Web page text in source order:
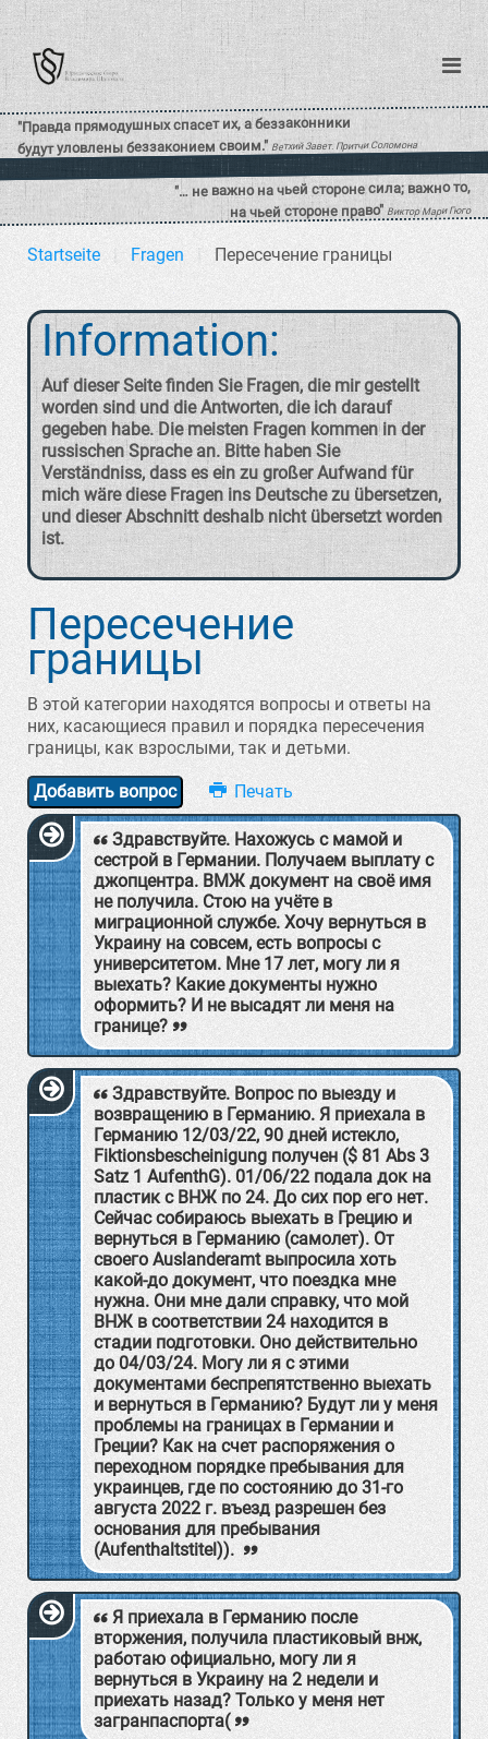
Startseite Fragen Пересечение границы
Information:
Auf dieser Seite finden Sie Fragen, die mir gestellt
worden sind und die Antworten, die ich darauf
gegeben habe. Die meisten Fragen kommen in der
russischen Sprache an. Bitte haben Sie
Verständniss, dass es ein zu großer Aufwand für
mich wäre diese Fragen ins Deutsche zu übersetzen,
und dieser Abschnitt deshalb nicht übersetzt worden
ist.
Пересечение
границы
В этой категории находятся вопросы и ответы на
них, касающиеся правил и порядка пересечения
границы, как взрослыми, так и детьми.
Добавить вопрос
Здравствуйте. Нахожусь с мамой и
сестрой в Германии. Получаем выплату с
джопцентра. ВМЖ документ на своё имя
не получила. Стою на учёте в
миграционной службе. Хочу вернуться в
Украину на совсем, есть вопросы с
университетом. Мне 17 лет, могу ли я
выехать? Какие документы нужно
оформить? И не высадят ли меня на
границе?
Здравствуйте. Вопрос по выезду и
возвращению в Германию. Я приехала в
Германию 12/03/22, 90 дней истекло,
Fiktionsbescheinigung получен ($ 81 Abs 3
Satz 1 AufenthG). 01/06/22 подала док на
пластик с ВНЖ по 24. До сих пор его нет.
Сейчас собираюсь выехать в Грецию и
вернуться в Германию (самолет). От
своего Auslanderamt выпросила хоть
какой-до документ, что поездка мне
нужна. Они мне дали справку, что мой
ВНЖ в соответствии 24 находится в
стадии подготовки. Оно действительно
до 04/03/24. Могу ли я с этими
документами беспрепятственно выехать
и вернуться в Германию? Будут ли у меня
проблемы на границах в Германии и
Греции? Как на счет распоряжения о
переходном порядке пребывания для
украинцев, где по состоянию до 31-го
августа 2022 г. въезд разрешен без
основания для пребывания
(Aufenthaltstitel)).
Я приехала в Германию после
вторжения, получила пластиковый внж,
работаю официально, могу ли я
вернуться в Украину на 2 недели и
приехать назад? Только у меня нет
загранпаспорта(